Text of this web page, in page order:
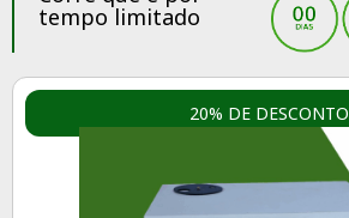
tempo limitado
20% DE DESCONTO